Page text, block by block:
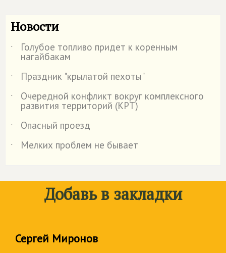
Новости
˙ Голубое топливо придет к коренным
нагайбакам
˙
Праздник "крылатой пехоты"
˙
Очередной конфликт вокруг комплексного
развития территорий (КРТ)
˙
Опасный проезд
˙
Мелких проблем не бывает
Добавь в закладки
Сергей Миронов